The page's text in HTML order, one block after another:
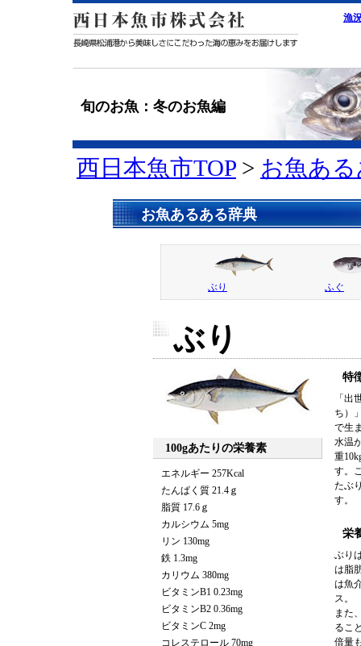
漁
旬のお魚：冬のお魚編
西日本魚市TOP > お魚あ
お魚あるある辞典
ぶり ふぐ
ぶり
100gあたりの栄養素
エネルギー 257Kcal
たんぱく質 21.4ｇ
脂質 17.6ｇ
カルシウム 5mg
リン 130mg
鉄 1.3mg
カリウム 380mg
ビタミンB1 0.23mg
ビタミンB2 0.36mg
ビタミンC 2mg
コレステロール 70mg
特
「出
ち）
で生
水温
重
す。
たぶ
す。
栄
ぶり
は脂
は魚
ス。
また
るこ
倍量